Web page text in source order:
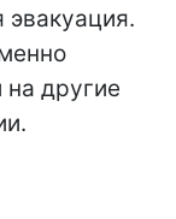
эвакуация.
на другие